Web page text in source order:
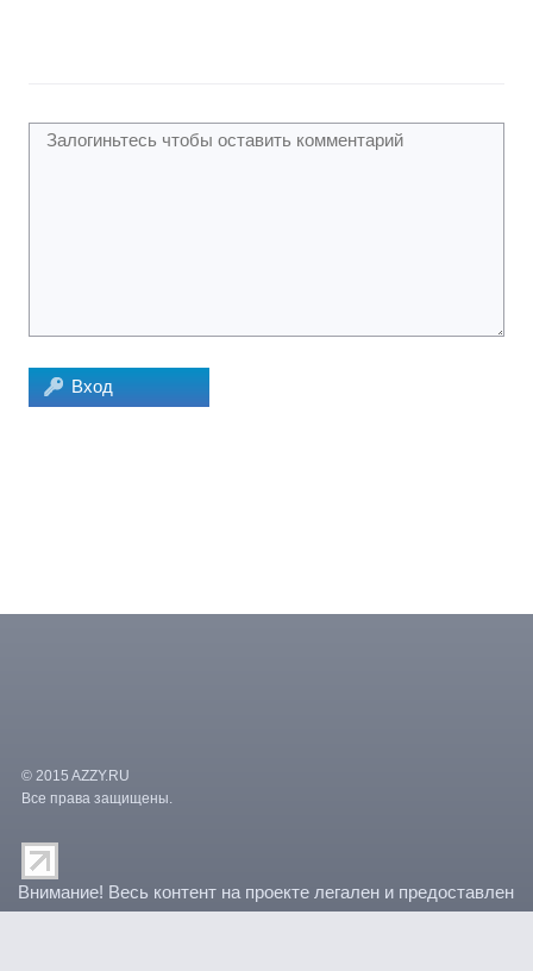
Вход
© 2015 AZZY.RU
Все права защищены.
Внимание! Весь контент на проекте легален и предоставлен
правообладателями. По любым вопросам связанным с
/var/www/vhosts/paradocs/kino.advideo.ru/templates/azzy/